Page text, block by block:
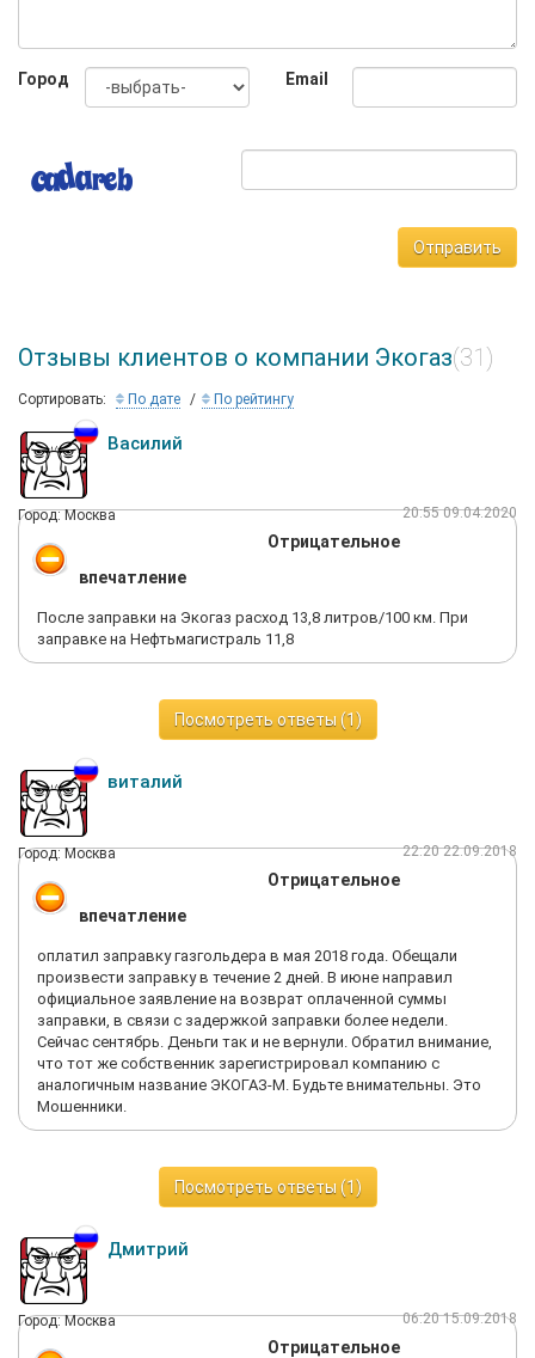
Город Email
Отправить
Отзывы клиентов о компании Экогаз(31)
Сортировать: По дате По рейтингу
Василий
Город: Москва 20:55 09.04.2020
Отрицательное
впечатление
После заправки на Экогаз расход 13,8 литров/100 км. При
заправке на Нефтьмагистраль 11,8
Посмотреть ответы (1)
виталий
Город: Москва 22:20 22.09.2018
Отрицательное
впечатление
оплатил заправку газгольдера в мая 2018 года. Обещали
произвести заправку в течение 2 дней. В июне направил
официальное заявление на возврат оплаченной суммы
заправки, в связи с задержкой заправки более недели.
Сейчас сентябрь. Деньги так и не вернули. Обратил внимание,
что тот же собственник зарегистрировал компанию с
аналогичным название ЭКОГАЗ-М. Будьте внимательны. Это
Мошенники.
Посмотреть ответы (1)
Дмитрий
Город: Москва 06:20 15.09.2018
Отрицательное